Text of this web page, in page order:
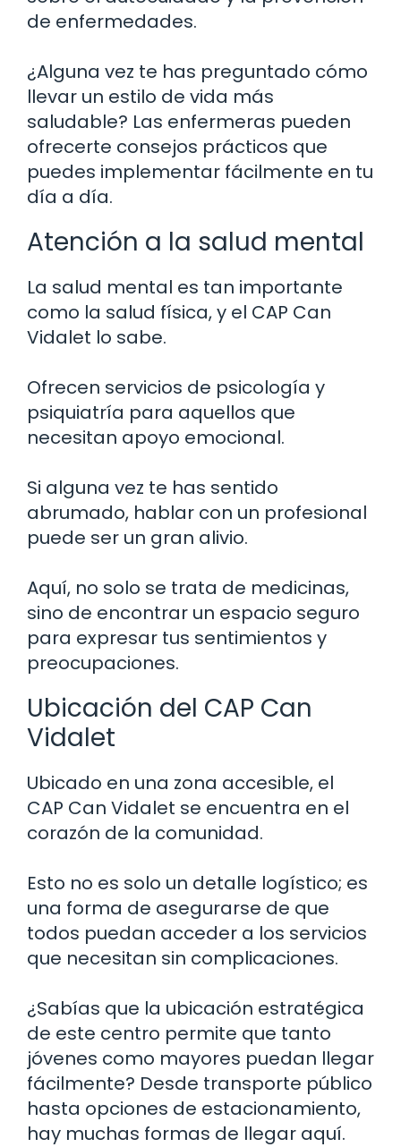
de enfermedades.
¿Alguna vez te has preguntado cómo
llevar un estilo de vida más
saludable? Las enfermeras pueden
ofrecerte consejos prácticos que
puedes implementar fácilmente en tu
día a día.
Atención a la salud mental
La salud mental es tan importante
como la salud física, y el CAP Can
Vidalet lo sabe.
Ofrecen servicios de psicología y
psiquiatría para aquellos que
necesitan apoyo emocional.
Si alguna vez te has sentido
abrumado, hablar con un profesional
puede ser un gran alivio.
Aquí, no solo se trata de medicinas,
sino de encontrar un espacio seguro
para expresar tus sentimientos y
preocupaciones.
Ubicación del CAP Can
Vidalet
Ubicado en una zona accesible, el
CAP Can Vidalet se encuentra en el
corazón de la comunidad.
Esto no es solo un detalle logístico; es
una forma de asegurarse de que
todos puedan acceder a los servicios
que necesitan sin complicaciones.
¿Sabías que la ubicación estratégica
de este centro permite que tanto
jóvenes como mayores puedan llegar
fácilmente? Desde transporte público
hasta opciones de estacionamiento,
hay muchas formas de llegar aquí.